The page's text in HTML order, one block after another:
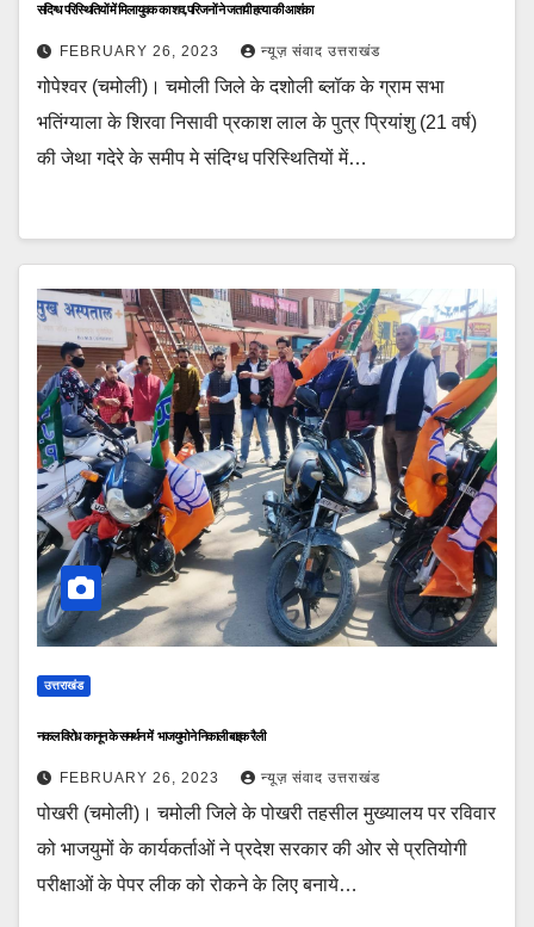
संदिग्ध परिस्थितियों में मिला युवक का शव, परिजनों ने जतायी हत्या की आशंका
FEBRUARY 26, 2023 न्यूज़ संवाद उत्तराखंड
गोपेश्वर (चमोली)। चमोली जिले के दशोली ब्लॉक के ग्राम सभा
भतिंग्याला के शिरवा निसावी प्रकाश लाल के पुत्र प्रियांशु (21 वर्ष)
की जेथा गदेरे के समीप मे संदिग्ध परिस्थितियों में…
उत्तराखंड
नकल विरोध कानून के समर्थन में भाजयुमो ने निकाली बाइक रैली
FEBRUARY 26, 2023 न्यूज़ संवाद उत्तराखंड
पोखरी (चमोली)। चमोली जिले के पोखरी तहसील मुख्यालय पर रविवार
को भाजयुमों के कार्यकर्ताओं ने प्रदेश सरकार की ओर से प्रतियोगी
परीक्षाओं के पेपर लीक को रोकने के लिए बनाये…